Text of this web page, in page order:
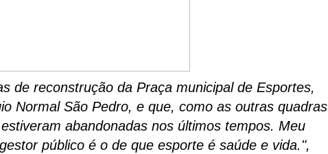
de reconstrução da Praça municipal de Esportes,
Normal São Pedro, e que, como as outras quadras
abandonadas nos últimos tempos. Meu
público é o de que esporte é saúde e vida.",